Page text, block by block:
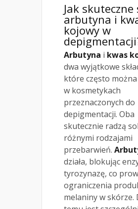
Jak skuteczne
arbutyna i
kojowy w
Arbutyna i kwas
dwa wyjątkowe
które często
w kosmetykach
przeznaczonych do
depigmentacji. Oba
skutecznie radzą
różnymi rodzajami
przebarwień.
działa, blokując
tyrozynazę, co
ograniczenia
melaniny w skórze.